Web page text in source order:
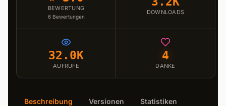
BEWERTUNG
6 Bewertungen
DOWNLOADS
32.0K
AUFRUFE
4
DANKE
Beschreibung Versionen Statistiken